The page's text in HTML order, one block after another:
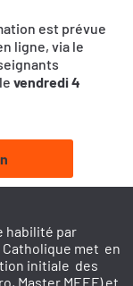
est prévue
ligne, via le
vendredi 4
habilité par
Catholique met en
initiale des
Master MEEF) et